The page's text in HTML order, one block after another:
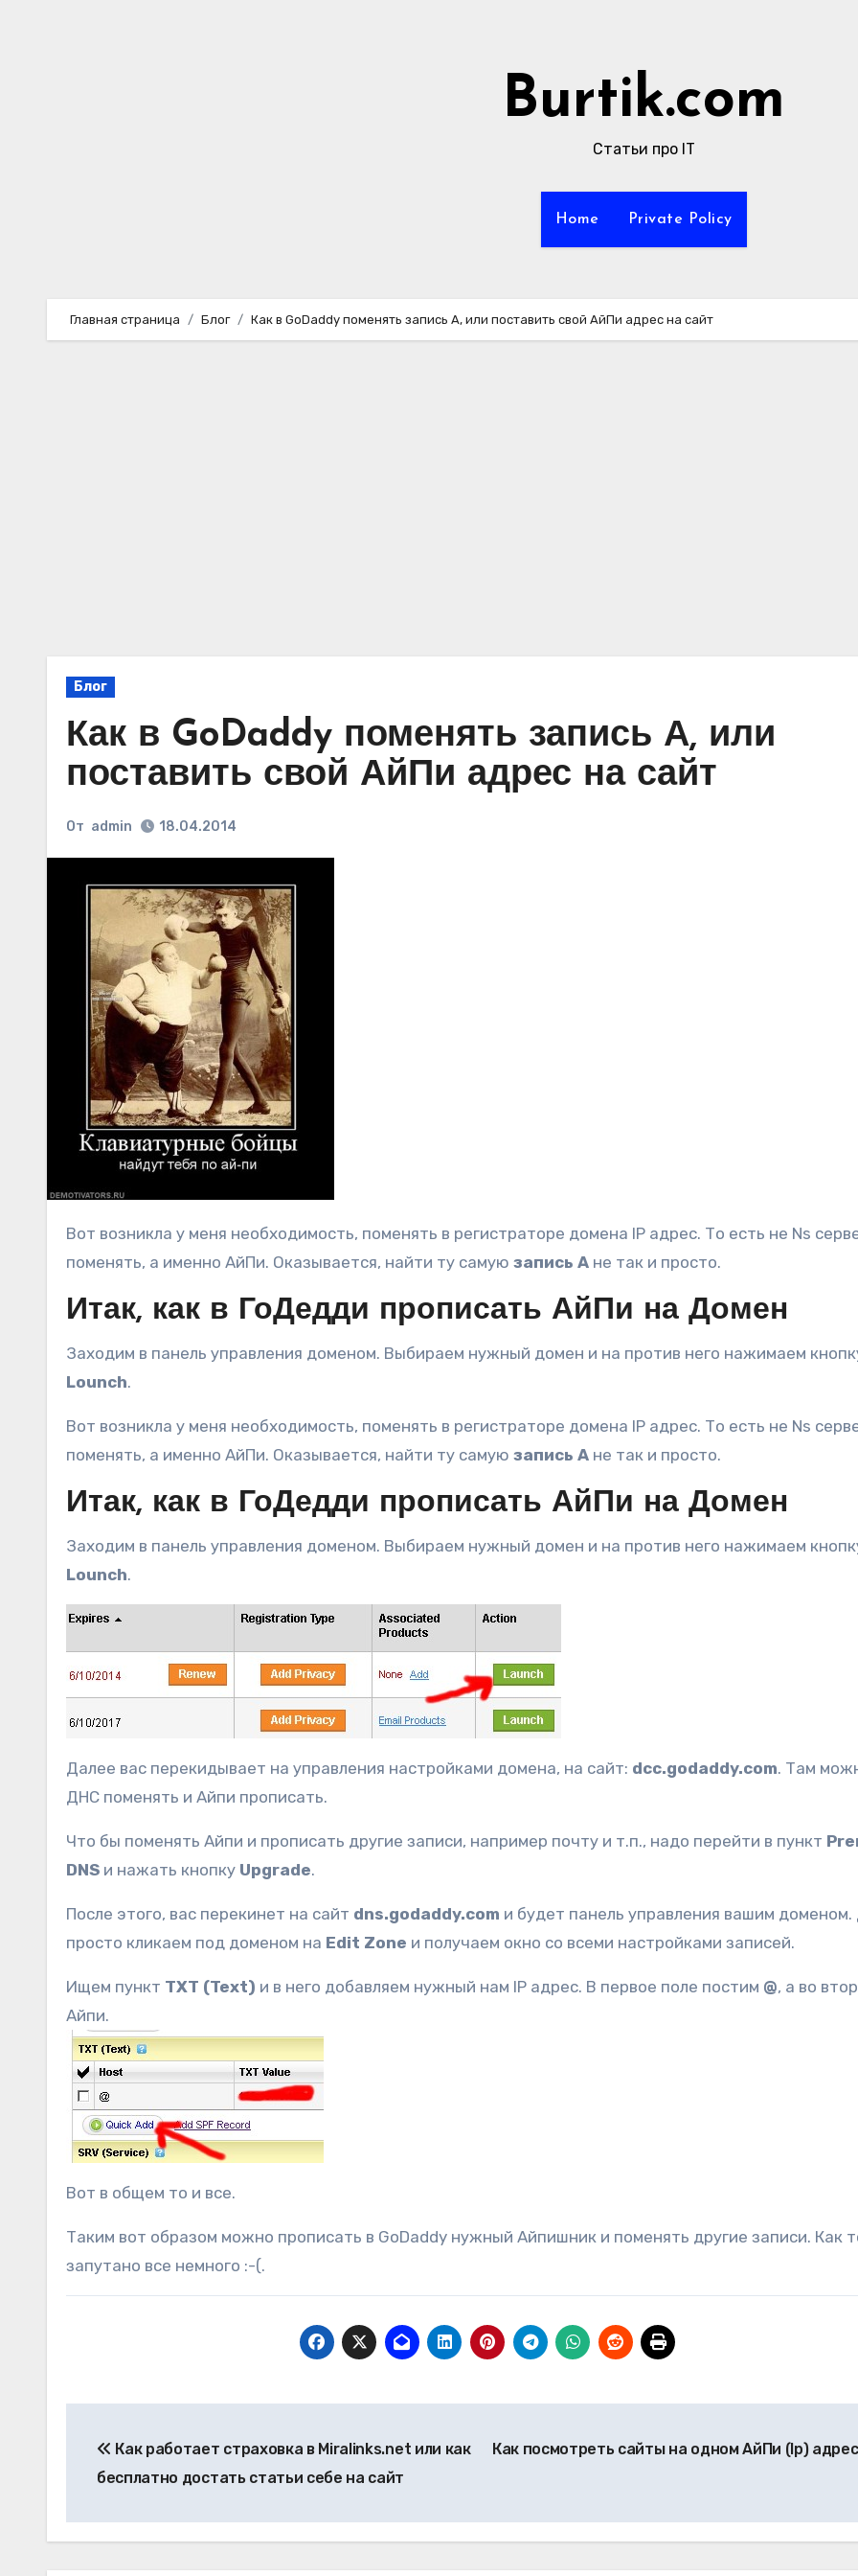
Burtik.com
Статьи про IT
Home Private Policy
Главная страница Блог Как в GoDaddy поменять запись А, или поставить свой АйПи адрес на сайт
Блог
Как в GoDaddy поменять запись А, или
поставить свой АйПи адрес на сайт
От admin 18.04.2014
Вот возникла у меня необходимость, поменять в регистраторе домена IP адрес. То есть не Ns сервера
поменять, а именно АйПи. Оказывается, найти ту самую запись А не так и просто.
Итак, как в ГоДедди прописать АйПи на Домен
Заходим в панель управления доменом. Выбираем нужный домен и на против него нажимаем
Lounch.
Вот возникла у меня необходимость, поменять в регистраторе домена IP адрес. То есть не Ns
поменять, а именно АйПи. Оказывается, найти ту самую запись А не так и просто.
Итак, как в ГоДедди прописать АйПи на Домен
Заходим в панель управления доменом. Выбираем нужный домен и на против него нажимаем
Lounch.
Далее вас перекидывает на управления настройками домена, на сайт: dcc.godaddy.com. Там
ДНС поменять и Айпи прописать.
Что бы поменять Айпи и прописать другие записи, например почту и т.п., надо перейти в пункт
DNS и нажать кнопку Upgrade.
После этого, вас перекинет на сайт dns.godaddy.com и будет панель управления вашим
просто кликаем под доменом на Edit Zone и получаем окно со всеми настройками записей.
Ищем пункт TXT (Text) и в него добавляем нужный нам IP адрес. В первое поле постим @, а во
Айпи.
Вот в общем то и все.
Таким вот образом можно прописать в GoDaddy нужный Айпишник и поменять другие записи. Как
запутано все немного :-(.
по
Как работает страховка в Miralinks.net или как
бесплатно достать статьи себе на сайт
Как посмотреть сайты на одном АйПи (Ip)